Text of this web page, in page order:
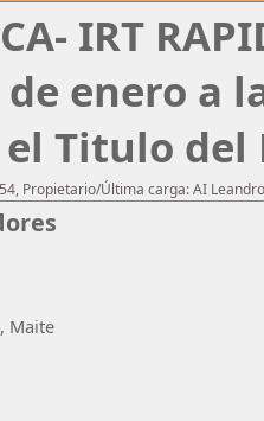
IRT
enero a
el Titulo
Propietario/Última carga: AI
Maite